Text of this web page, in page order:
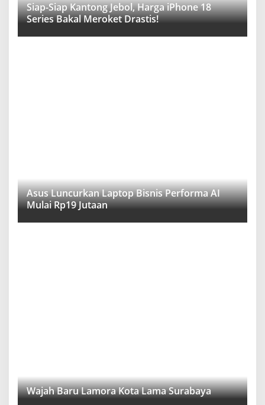
Siap-Siap Kantong Jebol, Harga iPhone 18
Series Bakal Meroket Drastis!
Asus Luncurkan Laptop Bisnis Performa AI
Mulai Rp19 Jutaan
Wajah Baru Lamora Kota Lama Surabaya